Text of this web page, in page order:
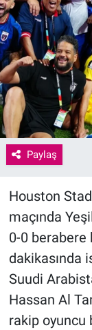
Paylaş
Houston
maçında
0-0 berabere
dakikasında
Suudi
Hassan Al
rakip oyuncu